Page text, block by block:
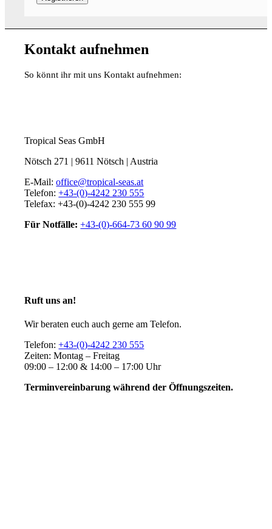
Kontakt aufnehmen
So könnt ihr mit uns Kontakt aufnehmen:
Tropical Seas GmbH
Nötsch 271 | 9611 Nötsch | Austria
E-Mail:office@tropical-seas.at
Telefon:+43-(0)-4242 230 555
Telefax: +43-(0)-4242 230 555 99
Für Notfälle: +43-(0)-664-73 60 90 99
Ruft uns an!
Wir beraten euch auch gerne am Telefon.
Telefon:+43-(0)-4242 230 555
Zeiten: Montag – Freitag
09:00 – 12:00 & 14:00 – 17:00 Uhr
Terminvereinbarung während der Öffnungszeiten.